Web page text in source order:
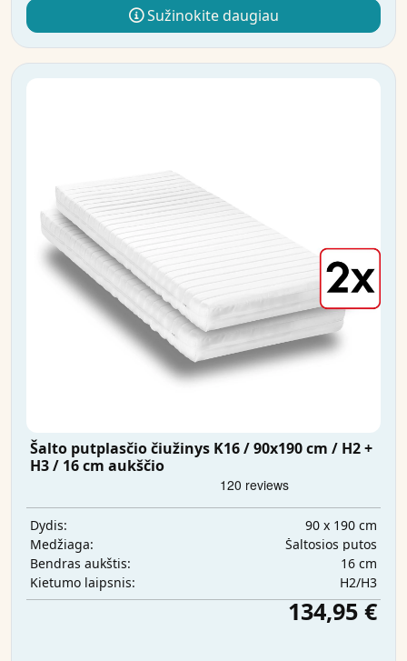
Sužinokite daugiau
Šalto putplasčio čiužinys K16 / 90x190 cm / H2 +
H3 / 16 cm aukščio
Dydis:
90 x 190 cm
Medžiaga:
Šaltosios putos
Bendras aukštis:
16 cm
Kietumo laipsnis:
H2/H3
134,95 €